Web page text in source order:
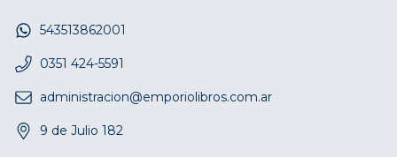
543513862001
0351 424-5591
administracion@emporiolibros.com.ar
9 de Julio 182